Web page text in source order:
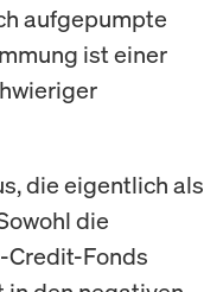
aufgepumpte
ist einer
die eigentlich als
die
Credit-Fonds